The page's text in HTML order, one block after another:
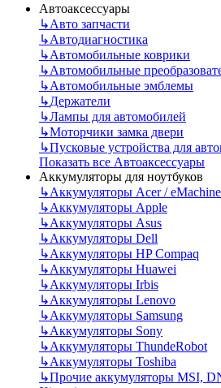
Автоаксессуары
↳Авто запчасти
↳Автодиагностика
↳Автомобильные коврики
↳Автомобильные
↳Автомобильные эмблемы
↳Держатели
↳Лампы для автомобилей
↳Моторчики замка двери
↳Пусковые устройства для
Показать все Автоаксессуары
Аккумуляторы для ноутбуков
↳Аккумуляторы Acer /
↳Аккумуляторы Apple
↳Аккумуляторы Asus
↳Аккумуляторы Dell
↳Аккумуляторы HP Compaq
↳Аккумуляторы Huawei
↳Аккумуляторы Irbis
↳Аккумуляторы Lenovo
↳Аккумуляторы Samsung
↳Аккумуляторы Sony
↳Аккумуляторы ThundeRobot
↳Аккумуляторы Toshiba
↳Прочие аккумуляторы MSI,